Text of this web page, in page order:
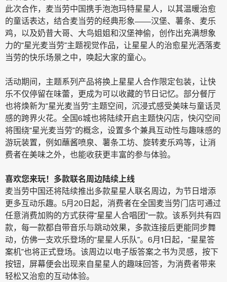
此次合作，麦当劳中国携手泡泡玛特星星人，以其温暖治愈
的童话表达，结合麦当劳的经典形象——汉堡、薯条、麦乐
鸡，以及奶昔大哥、大鸟姐姐和汉堡神偷，创作出充满想象
力的“星光麦当劳”主题视觉作品，让星星人的治愈星光洒落麦
当劳的快乐场景之中，唤起大家的童心。
活动期间，主题系列产品将换上星星人合作限定包装，让快
乐不仅停留在味蕾，更成为可以收藏的节日记忆。部分餐厅
也将焕新为“星光麦当劳”主题空间，沉浸式感受美味与童话灵
感的跨界火花。全国6城也将陆续开启主题快闪店，快闪空间
将围绕“星光麦当劳”的概念，设置多个兼具互动性与趣味感的
游玩装置，例如蘸酱喷泉、薯条工坊、旋转麦乐鸡等，让消
费者在美味之外，也能收获更丰富的参与体验。
喜欢您来玩！多款联名周边陆续上线
麦当劳中国还将陆续推出多款星星人联名周边，为节日增添
更多互动乐趣。5月20日起，消费者在全国麦当劳门店可通过
任意消费加购的方式获得“星星人合唱团”一款。该系列共有四
款，每一款都自带音乐与跳动效果，多款连接后更能同步舞
动，仿佛一支欢乐登场的“星星人乐队”。6月1日起，“星星答
案机”也将正式登场。该周边以电子版答案之书为灵感，按下
按钮，屏幕便会出现来自星星人的趣味回答，为消费者带来
轻松又治愈的互动体验。